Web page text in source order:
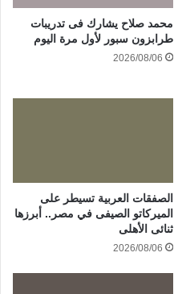
محمد صلاح يشارك فى تدريبات
طرابزون سبور لأول مرة اليوم
2026/08/06
الصفقات العربية تسيطر على
الميركاتو الصيفى في مصر.. أبرزها
ثنائى الأهلى
2026/08/06